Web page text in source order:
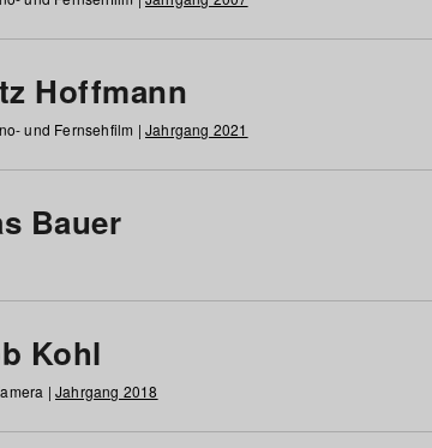
Hoffmann
und Fernsehfilm | Jahrgang 2021
Bauer
Kohl
| Jahrgang 2018